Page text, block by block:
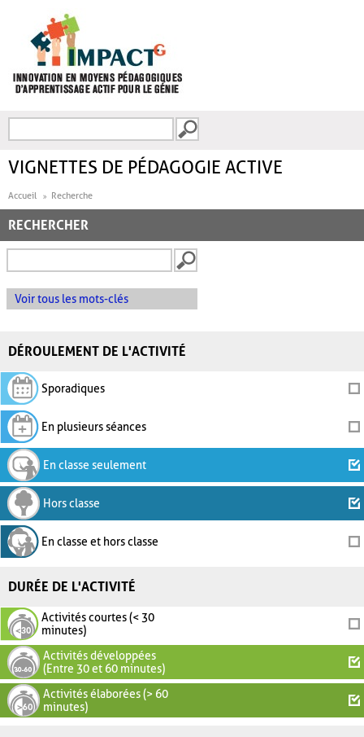
FORMULAIRE DE
VIGNETTES DE PÉDAGOGIE ACTIVE
Accueil Recherche
RECHERCHER
Voir tous les mots-clés
DÉROULEMENT DE L'ACTIVITÉ
Sporadiques
En plusieurs séances
En classe seulement
Hors classe
En classe et hors classe
DURÉE DE L'ACTIVITÉ
Activités courtes (< 30
minutes)
Activités développées
(Entre 30 et 60 minutes)
Activités élaborées (> 60
minutes)